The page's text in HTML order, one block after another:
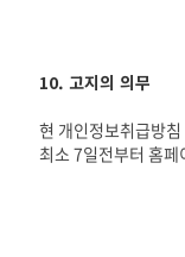
10. 고지의 의무
현 개인정보취급방
최소 7일전부터 홈